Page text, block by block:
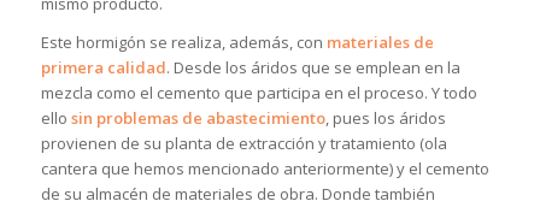
Este hormigón se realiza, además, con materiales de
primera calidad. Desde los áridos que se emplean en la
mezcla como el cemento que participa en el proceso. Y todo
ello sin problemas de abastecimiento, pues los áridos
provienen de su planta de extracción y tratamiento (ola
cantera que hemos mencionado anteriormente) y el cemento
de su almacén de materiales de obra. Donde también